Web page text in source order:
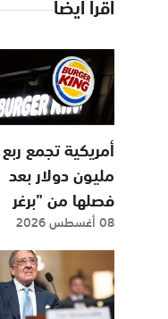
اقرأ أيضا
أمريكية تجمع ربع
مليون دولار بعد
فصلها من "برغر
كنغ" بسبب
"فلسطين حرة"
08 أغسطس 2026